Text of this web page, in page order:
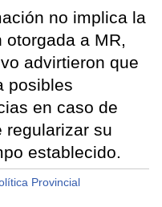
no implica la
a MR,
advirtieron que
posibles
en caso de
regularizar su
establecido.
Provincial